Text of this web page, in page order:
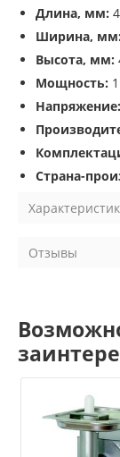
Длина, мм:
Ширина, мм:
Высота, мм:
Мощность:
Напряжение:
Страна-
Отзывы